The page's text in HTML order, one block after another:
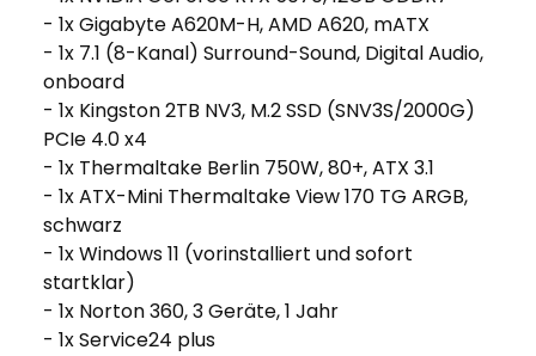
- 1x Gigabyte A620M-H, AMD A620, mATX
- 1x 7.1 (8-Kanal) Surround-Sound, Digital Audio,
onboard
- 1x Kingston 2TB NV3, M.2 SSD (SNV3S/2000G)
PCIe 4.0 x4
- 1x Thermaltake Berlin 750W, 80+, ATX 3.1
- 1x ATX-Mini Thermaltake View 170 TG ARGB,
schwarz
- 1x Windows 11 (vorinstalliert und sofort
startklar)
- 1x Norton 360, 3 Geräte, 1 Jahr
- 1x Service24 plus